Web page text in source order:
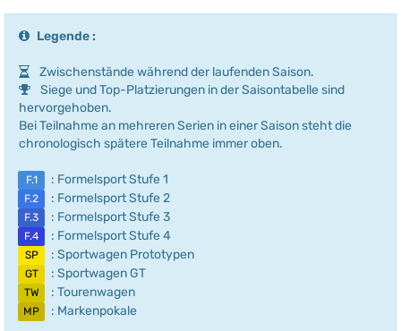
Legende :
Zwischenstände während der laufenden Saison.
Siege und Top-Platzierungen in der Saisontabelle sind
hervorgehoben.
Bei Teilnahme an mehreren Serien in einer Saison steht die
chronologisch spätere Teilnahme immer oben.
F.1 : Formelsport Stufe 1
F.2 : Formelsport Stufe 2
F.3 : Formelsport Stufe 3
F.4 : Formelsport Stufe 4
SP : Sportwagen Prototypen
GT : Sportwagen GT
TW : Tourenwagen
MP : Markenpokale